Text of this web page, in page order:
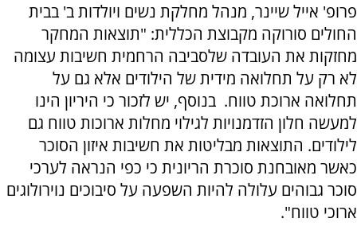
פרופ' אייל שיינר, מנהל מחלקת נשים ויולדות ב' בבית
החולים סורוקה מקבוצת הכללית: "תוצאות המחקר
מחזקות את העובדה שלסביבה הרחמית חשיבות עצומה
לא רק על תחלואה מידית של הילודים אלא גם על
תחלואה ארוכת טווח. בנוסף, יש לזכור כי היריון הינו
למעשה חלון הזדמנויות לגילוי מחלות ארוכות טווח גם
לילודים. התוצאות מבליטות את חשיבות איזון הסוכר
כאשר מאובחנת סוכרת הריונית כי כפי הנראה לערכי
סוכר גבוהים עלולה להיות השפעה על סיבוכים נוירולוגים
ארוכי טווח".